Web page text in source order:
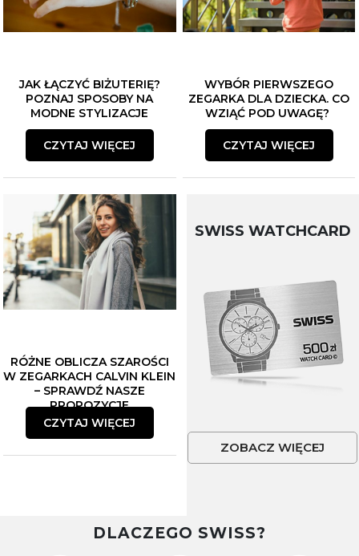
JAK ŁĄCZYĆ BIŻUTERIĘ?
POZNAJ SPOSOBY NA
MODNE STYLIZACJE
CZYTAJ WIĘCEJ
WYBÓR PIERWSZEGO
ZEGARKA DLA DZIECKA. CO
WZIĄĆ POD UWAGĘ?
CZYTAJ WIĘCEJ
RÓŻNE OBLICZA SZAROŚCI
W ZEGARKACH CALVIN KLEIN
– SPRAWDŹ NASZE
PROPOZYCJE
CZYTAJ WIĘCEJ
SWISS WATCHCARD
ZOBACZ WIĘCEJ
DLACZEGO SWISS?